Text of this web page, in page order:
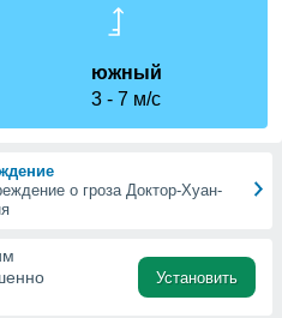
южный
3
7 м/с
о гроза Доктор-Хуан-
Установить